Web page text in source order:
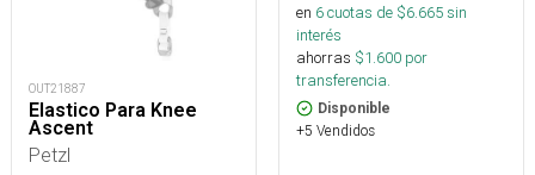
OUT21887
Elastico Para Knee
Ascent
Petzl
en 6cuotas de $6.665sin
interés
ahorras $1.600 por
transferencia.
Disponible
+5 Vendidos